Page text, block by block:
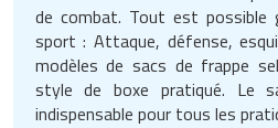
Vêtements personnalisés
Vitrines pour magasin
Trancheuse professionnelle
Transformateur électrique
Tapis et caillebotis
Traitement des surfaces
Traitement du linge
Equipements pour patinage
Equipements pour roller
Plats et plateaux
Pompes à sauce
de combat. Tout est possible
sport : Attaque, défense,
modèles de sacs de frappe
style de boxe pratiqué. Le
indispensable pour tous les